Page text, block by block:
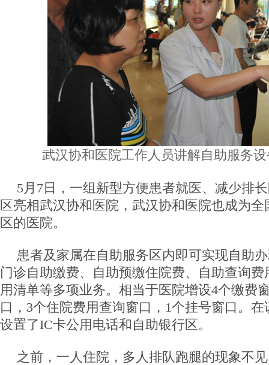
武汉协和医院工作人员讲解自助服务
5月7日，一组新型方便患者就医、减少排
区亮相武汉协和医院，武汉协和医院也成为
区的医院。
患者及家属在自助服务区内即可实现自助
门诊自助缴费、自助预缴住院费、自助查询
用清单等多项业务。相当于医院增设4个缴费
口，3个住院费用查询窗口，1个挂号窗口。
设置了IC卡公用电话和自助银行区。
之前，一人住院，多人排队跑腿的现象不